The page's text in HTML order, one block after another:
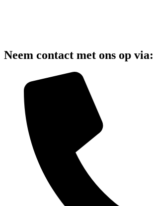
Neem contact met ons op via: